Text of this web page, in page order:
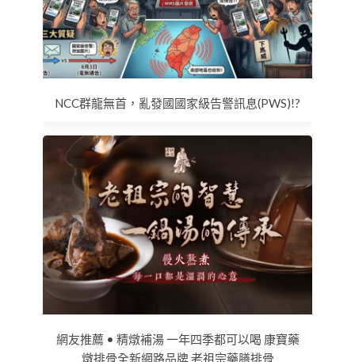
NCC群龍無首，亂發國國家級告警訊息(PWS)!?
網友推薦 • 精燉補湯 一年四季都可以喝 康寶藥
燉排骨全新網路品牌 老祖宗藥膳排骨